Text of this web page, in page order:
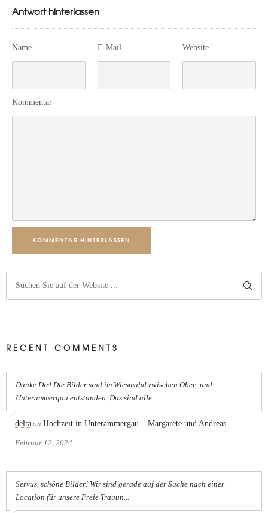
Antwort hinterlassen
Name E-Mail Website
Kommentar
KOMMENTAR HINTERLASSEN
RECENT COMMENTS
Danke Dir! Die Bilder sind im Wiesmahd zwischen Ober- und
Unterammergau entstanden. Das sind alle...
delta on Hochzeit in Unterammergau – Margarete und Andreas
Februar 12, 2024
Servus, schöne Bilder! Wir sind gerade auf der Suche nach einer
Location für unsere Freie Trauun...